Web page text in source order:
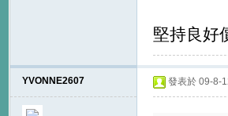
堅持良好
YVONNE2607 發表於 09-8-